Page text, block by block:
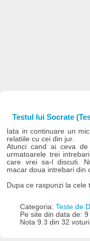
Testul lui Socrate
Iata in continuare un
relatiile cu cei din jur.
Atunci cand ai ceva
urmatoarele trei
care vrei sa-l discuti.
macar doua intrebari din
Dupa ce raspunzi la
Categoria: Teste de
Pe site din data de:
Nota 9.3 din 32